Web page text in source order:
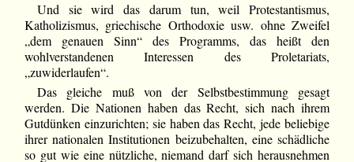
Und sie wird das darum tun, weil Protestantismus,
Katholizismus, griechische Orthodoxie usw. ohne Zweifel
„dem genauen Sinn“ des Programms, das heißt den
wohlverstandenen Interessen des Proletariats,
„zuwiderlaufen“.
Das gleiche muß von der Selbstbestimmung gesagt
werden. Die Nationen haben das Recht, sich nach ihrem
Gutdünken einzurichten; sie haben das Recht, jede beliebige
ihrer nationalen Institutionen beizubehalten, eine schädliche
so gut wie eine nützliche, niemand darf sich herausnehmen